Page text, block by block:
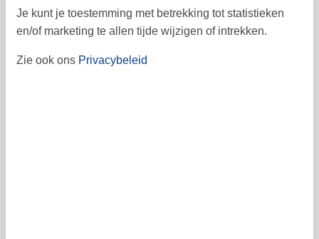
Aankomst mogelijk
Prijs
Je kunt je toestemming met betrekking tot statistieken
en/of marketing te allen tijde wijzigen of intrekken.
Zie ook ons Privacybeleid